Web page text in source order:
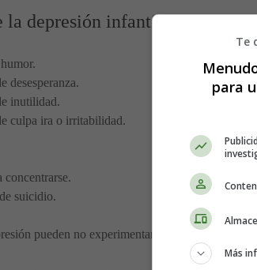
la depresión infantil:
desesperanza.
inutilidad.
culpa ira o irritabilidad.
suicidio.
pueden no experimentar todos estos
Te
para
Más